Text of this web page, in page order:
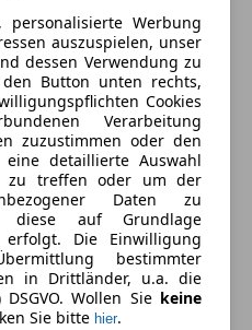
Werbung
auszuspielen, unser
dessen Verwendung zu
Button unten rechts,
Cookies
Verarbeitung
zuzustimmen oder den
detaillierte Auswahl
zu treffen oder um der
Daten zu
diese auf Grundlage
Die Einwilligung
bestimmter
in Drittländer, u.a. die
Wollen Sie keine
Sie bitte hier.